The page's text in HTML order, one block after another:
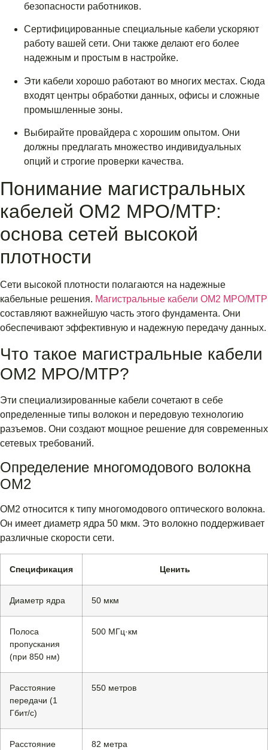
безопасности работников.
Сертифицированные специальные кабели ускоряют
работу вашей сети. Они также делают его более
надежным и простым в настройке.
Эти кабели хорошо работают во многих местах. Сюда
входят центры обработки данных, офисы и сложные
промышленные зоны.
Выбирайте провайдера с хорошим опытом. Они
должны предлагать множество индивидуальных
опций и строгие проверки качества.
Понимание магистральных
кабелей OM2 MPO/MTP:
основа сетей высокой
плотности
Сети высокой плотности полагаются на надежные
кабельные решения. Магистральные кабели OM2 MPO/MTP
составляют важнейшую часть этого фундамента. Они
обеспечивают эффективную и надежную передачу данных.
Что такое магистральные кабели
OM2 MPO/MTP?
Эти специализированные кабели сочетают в себе
определенные типы волокон и передовую технологию
разъемов. Они создают мощное решение для современных
сетевых требований.
Определение многомодового волокна
OM2
OM2 относится к типу многомодового оптического волокна.
Он имеет диаметр ядра 50 мкм. Это волокно поддерживает
различные скорости сети.
Спецификация Ценить
Диаметр ядра 50 мкм
Полоса
пропускания
(при 850 нм)
500 МГц·км
Расстояние
передачи (1
Гбит/с)
550 метров
Расстояние
82 метра